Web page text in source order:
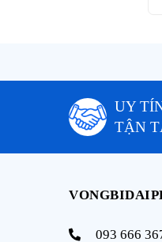
UY
TẬN
093 666